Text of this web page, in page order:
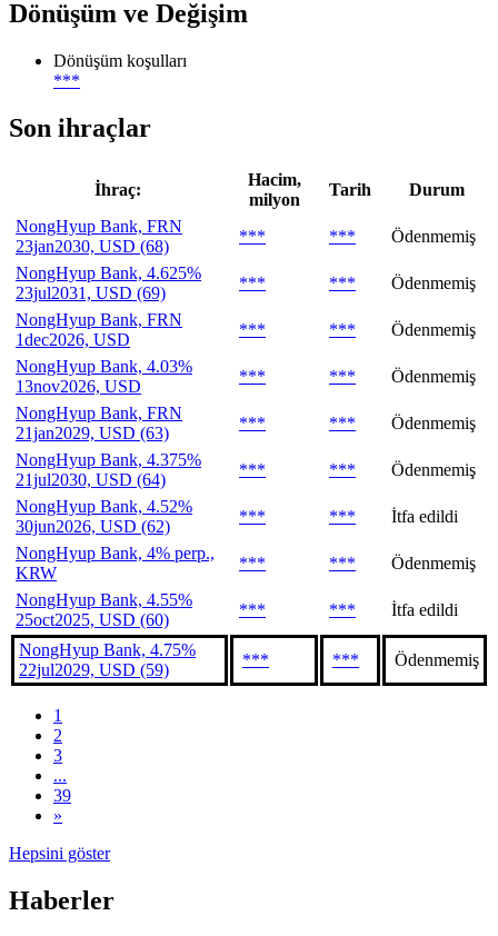
Dönüşüm ve Değişim
Dönüşüm koşulları
***
Son ihraçlar
İhraç:
Hacim,
milyon
Tarih
Durum
NongHyup Bank, FRN
23jan2030, USD (68)
*** ***
Ödenmemiş
NongHyup Bank, 4.625%
23jul2031, USD (69)
*** ***
Ödenmemiş
NongHyup Bank, FRN
1dec2026, USD
*** ***
Ödenmemiş
NongHyup Bank, 4.03%
13nov2026, USD
*** ***
Ödenmemiş
NongHyup Bank, FRN
21jan2029, USD (63)
*** ***
Ödenmemiş
NongHyup Bank, 4.375%
21jul2030, USD (64)
*** ***
Ödenmemiş
NongHyup Bank, 4.52%
30jun2026, USD (62)
*** ***
İtfa edildi
NongHyup Bank, 4% perp.,
KRW
*** ***
Ödenmemiş
NongHyup Bank, 4.55%
25oct2025, USD (60)
*** *** İtfa edildi
NongHyup Bank, 4.75%
22jul2029, USD (59)
*** *** Ödenmemiş
1
2
3
...
39
»
Hepsini göster
Haberler